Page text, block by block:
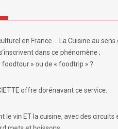
en France … La Cuisine au sens
dans ce phénomène ;
» ou de « foodtrip » ?
offre dorénavant ce service.
vin ET la cuisine, avec des